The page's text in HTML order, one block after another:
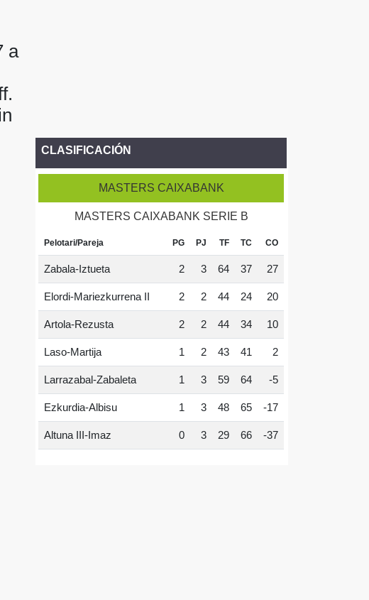
a
CLASIFICACIÓN
MASTERS CAIXABANK
MASTERS CAIXABANK SERIE B
Pelotari/Pareja PG PJ TF TC CO
Zabala-Iztueta 2 3 64 37 27
Elordi-Mariezkurrena II 2 2 44 24 20
Artola-Rezusta 2 2 44 34 10
Laso-Martija 1 2 43 41 2
Larrazabal-Zabaleta 1 3 59 64 -5
Ezkurdia-Albisu 1 3 48 65 -17
Altuna III-Imaz 0 3 29 66 -37